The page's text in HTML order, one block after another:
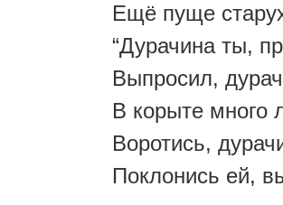
Ещё пуще
“Дурачина ты,
Выпросил,
В корыте много
Воротись,
Поклонись ей,